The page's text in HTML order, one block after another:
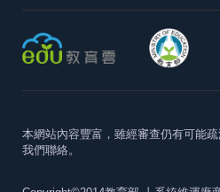
本網站內容豐富，雖經審查仍有可能疏
我們聯絡。